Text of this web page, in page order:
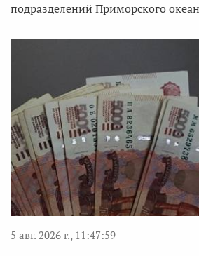
подразделений Приморского
5 авг. 2026 г., 11:47:59